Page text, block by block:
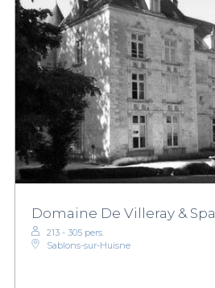
Domaine De Villeray & Spa
213 - 305 pers.
Sablons-sur-Huisne